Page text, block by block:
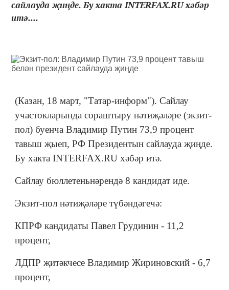
сайлауда җиңде. Бу хакта INTERFAX.RU хәбәр
итә....
(Казан, 18 март, "Татар-информ"). Сайлау
участокларында сораштыру нәтиҗәләре (экзит-
пол) буенча Владимир Путин 73,9 процент
тавыш җыеп, РФ Президентын сайлауда җиңде.
Бу хакта INTERFAX.RU хәбәр итә.
Сайлау бюллетеньнәрендә 8 кандидат иде.
Экзит-пол нәтиҗәләре түбәндәгечә:
КПРФ кандидаты Павел Грудинин - 11,2
процент,
ЛДПР җитәкчесе Владимир Жириновский - 6,7
процент,